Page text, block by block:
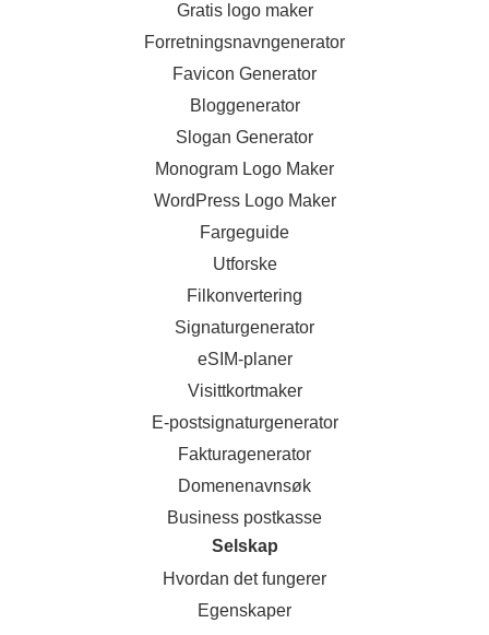
Gratis logo maker
Forretningsnavngenerator
Favicon Generator
Bloggenerator
Slogan Generator
Monogram Logo Maker
WordPress Logo Maker
Fargeguide
Utforske
Filkonvertering
Signaturgenerator
eSIM-planer
Visittkortmaker
E-postsignaturgenerator
Fakturagenerator
Domenenavnsøk
Business postkasse
Selskap
Hvordan det fungerer
Egenskaper